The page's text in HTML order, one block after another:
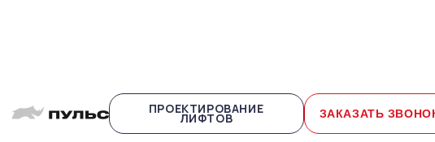
ПРОЕКТИРОВАНИЕ
ЛИФТОВ ЗАКАЗАТЬ